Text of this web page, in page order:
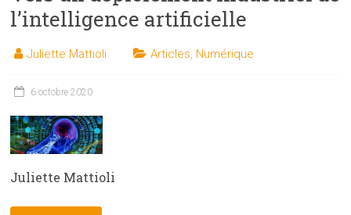
techniques
auprès
du
l’intelligence artificielle
Juliette Mattioli Articles, Numérique
6 octobre 2020
Juliette Mattioli